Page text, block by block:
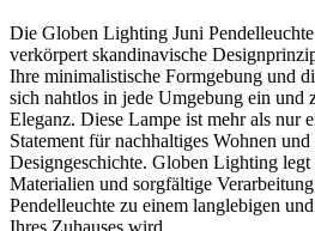
Die Globen Lighting Juni
verkörpert skandinavische
Ihre minimalistische Formgebung und
sich nahtlos in jede Umgebung ein und
Eleganz. Diese Lampe ist mehr als nur
Statement für nachhaltiges Wohnen
Designgeschichte. Globen Lighting
Materialien und sorgfältige
Pendelleuchte zu einem langlebigen